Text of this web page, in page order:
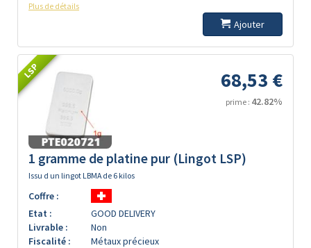
Plus de détails
Ajouter
LSP 68,53 €
prime : 42.82%
1 gramme de platine pur (Lingot LSP)
Issu d un lingot LBMA de 6 kilos
Coffre :
Etat :
GOOD DELIVERY
Livrable :
Non
Fiscalité :
Métaux précieux